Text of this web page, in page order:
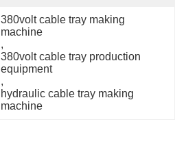
380volt cable tray making
machine
,
380volt cable tray production
equipment
,
hydraulic cable tray making
machine